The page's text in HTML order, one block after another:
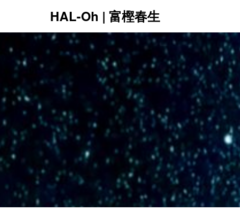
HAL-Oh | 富樫春生
12:00 AM
1:00 AM
2:00 AM
3:00 AM
4:00 AM